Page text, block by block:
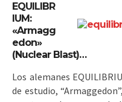
EQUILIBR
IUM:
«Armagg
edon»
(Nuclear Blast)…
Los alemanes
de estudio,